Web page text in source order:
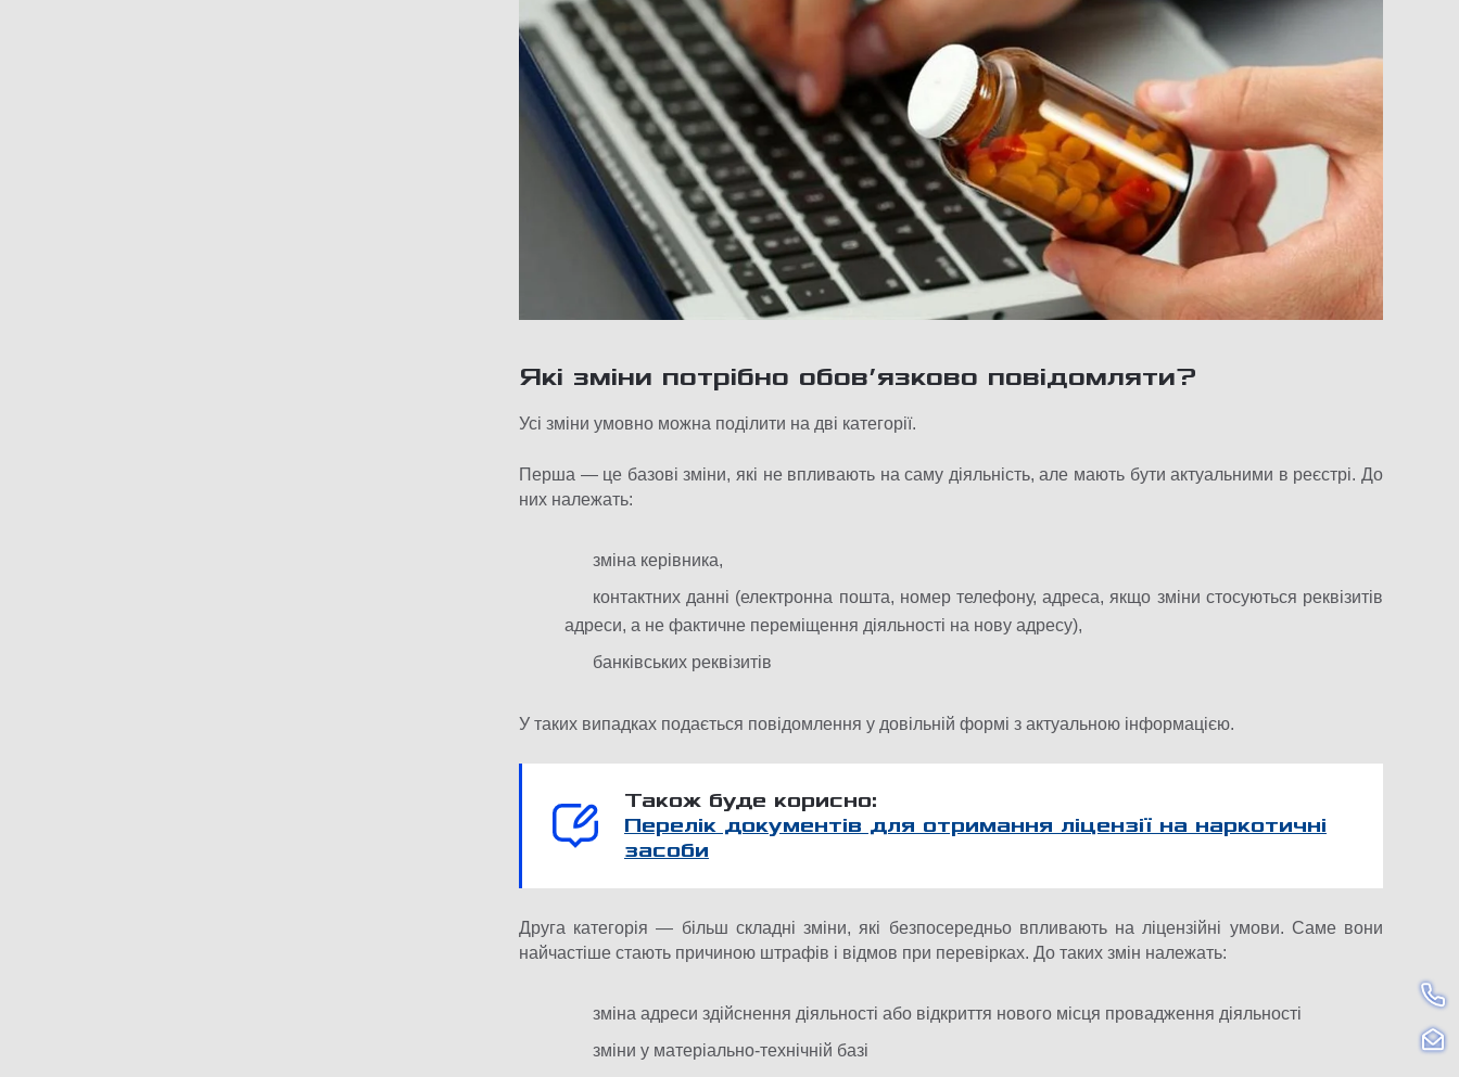
Які зміни потрібно обов’язково повідомляти?
Усі зміни умовно можна поділити на дві категорії.
Перша — це базові зміни, які не впливають на саму діяльність, але мають бути актуальними в реєстрі. До
них належать:
зміна керівника,
контактних данні (електронна пошта, номер телефону, адреса, якщо зміни стосуються реквізитів
адреси, а не фактичне переміщення діяльності на нову адресу),
банківських реквізитів
У таких випадках подається повідомлення у довільній формі з актуальною інформацією.
Також буде корисно:
Перелік документів для отримання ліцензії на наркотичні
засоби
Друга категорія — більш складні зміни, які безпосередньо впливають на ліцензійні умови. Саме вони
найчастіше стають причиною штрафів і відмов при перевірках. До таких змін належать:
зміна адреси здійснення діяльності або відкриття нового місця провадження діяльності
зміни у матеріально-технічній базі